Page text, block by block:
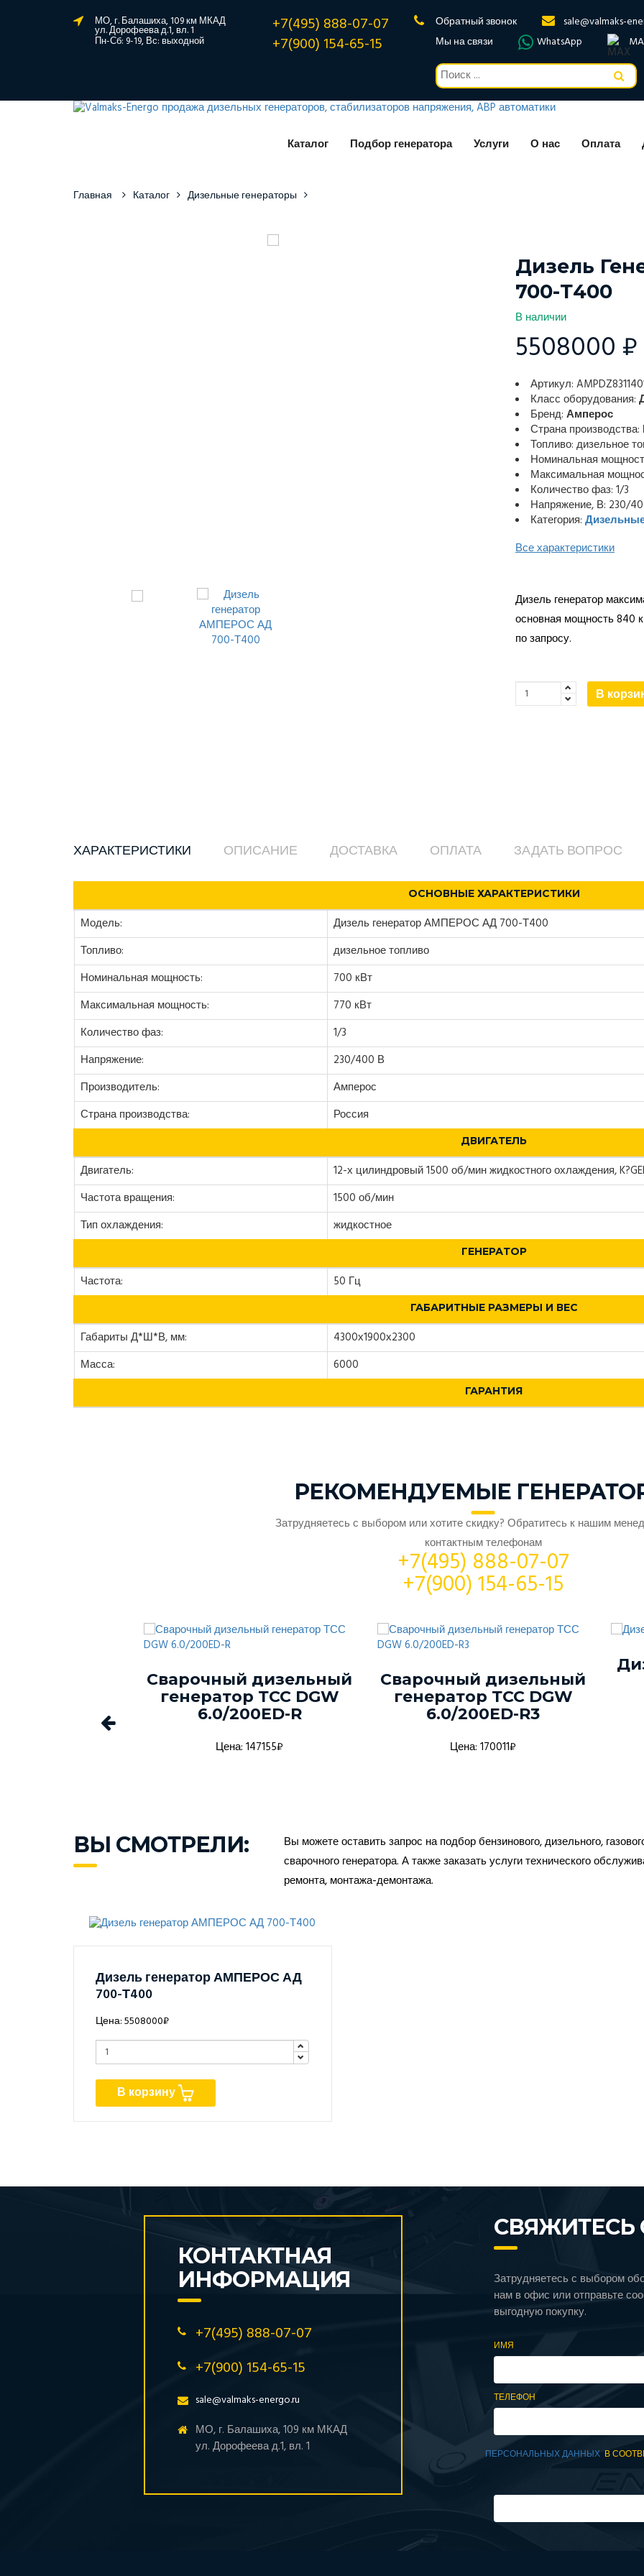
МО, г. Балашиха, 109 км МКАД
ул. Дорофеева д.1, вл. 1
Пн-Сб: 9-19, Вс: выходной
+7(495) 888-07-07
+7(900) 154-65-15
Обратный звонок
sale@valmaks-
Мы на связи
WhatsApp
Каталог Подбор генератора Услуги О нас Оплата
Главная Каталог Дизельные генераторы
Дизель
700-Т400
В наличии
5508000 ₽
Артикул:
Класс оборудования:
Бренд: Амперос
Страна производства:
Топливо: дизельное
Номинальная
Максимальная
Количество фаз: 1/3
Напряжение, В: 230/
Категория:
Все характеристики
Дизель генератор
основная мощность 840
по запросу.
В
ХАРАКТЕРИСТИКИ ОПИСАНИЕ ДОСТАВКА ОПЛАТА ЗАДАТЬ ВОПРОС
ОСНОВНЫЕ ХАРАКТЕРИСТИКИ
Модель:
Дизель генератор АМПЕРОС АД 700-Т400
Топливо:
дизельное топливо
Номинальная мощность:
700 кВт
Максимальная мощность:
770 кВт
Количество фаз:
1/3
Напряжение:
230/400 В
Производитель:
Амперос
Страна производства:
Россия
ДВИГАТЕЛЬ
Двигатель:
12-х цилиндровый 1500 об/мин жидкостного охлаждения,
Частота вращения:
1500 об/мин
Тип охлаждения:
жидкостное
ГЕНЕРАТОР
Частота: 50 Гц
ГАБАРИТНЫЕ РАЗМЕРЫ И ВЕС
Габариты Д*Ш*В, мм:
4300х1900х2300
Масса:
6000
ГАРАНТИЯ
РЕКОМЕНДУЕМЫЕ
Затрудняетесь с выбором или хотите скидку? Обратитесь к нашим
контактным телефонам
+7(495) 888-07-07
+7(900) 154-65-15
Сварочный дизельный
генератор ТСС DGW
6.0/200ED-R
Цена: 147155₽
Сварочный дизельный
генератор ТСС DGW
6.0/200ED-R3
Цена: 170011₽
ВЫ СМОТРЕЛИ:
Вы можете оставить запрос на подбор бензинового, дизельного,
сварочного генератора. А также заказать услуги технического
ремонта, монтажа-демонтажа.
Дизель генератор АМПЕРОС АД
700-Т400
Цена: 5508000₽
В корзину
КОНТАКТНАЯ
ИНФОРМАЦИЯ
+7(495) 888-07-07
+7(900) 154-65-15
sale@valmaks-energo.ru
МО, г. Балашиха, 109 км МКАД
ул. Дорофеева д.1, вл. 1
СВЯЖИТЕСЬ
Затрудняетесь с выбором
нам в офис или отправьте
выгодную покупку.
ИМЯ
ТЕЛЕФОН
ПЕРСОНАЛЬНЫХ ДАННЫХ В